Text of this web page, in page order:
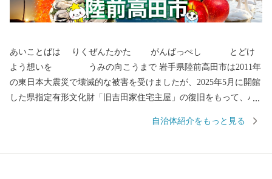
あいことばは りくぜんたかた がんばっぺし とどけ
よう想いを うみの向こうまで 岩手県陸前高田市は2011年
の東日本大震災で壊滅的な被害を受けましたが、2025年5月に開館
した県指定有形文化財「旧吉田家住宅主屋」の復旧をもって、ハ
自治体紹介をもっと見る